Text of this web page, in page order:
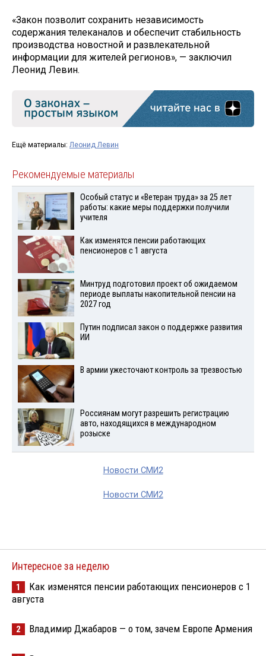
«Закон позволит сохранить независимость
содержания телеканалов и обеспечит стабильность
производства новостной и развлекательной
информации для жителей регионов», — заключил
Леонид Левин.
Ещё материалы: Леонид Левин
Рекомендуемые материалы
Особый статус и «Ветеран труда» за 25 лет
работы: какие меры поддержки получили
учителя
Как изменятся пенсии работающих
пенсионеров с 1 августа
Минтруд подготовил проект об ожидаемом
периоде выплаты накопительной пенсии на
2027 год
Путин подписал закон о поддержке развития
ИИ
В армии ужесточают контроль за трезвостью
Россиянам могут разрешить регистрацию
авто, находящихся в международном
розыске
Новости СМИ2
Новости СМИ2
Интересное за неделю
1
Как изменятся пенсии работающих пенсионеров с 1
августа
2 Владимир Джабаров — о том, зачем Европе Армения